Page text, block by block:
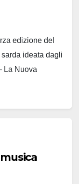
edizione del
ideata dagli
La Nuova